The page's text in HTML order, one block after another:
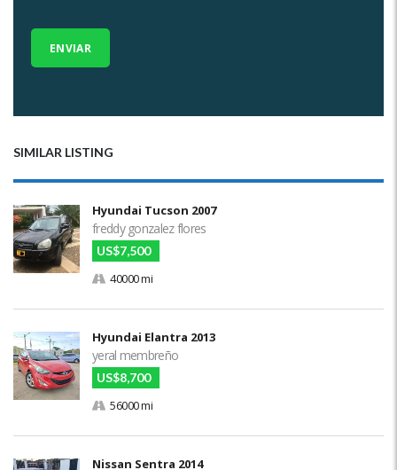
SIMILAR LISTING
Hyundai Tucson 2007
freddy gonzalez flores
US$7,500
40000 mi
Hyundai Elantra 2013
yeral membreño
US$8,700
56000 mi
Nissan Sentra 2014